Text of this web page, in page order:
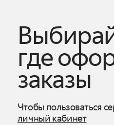
где
заказы
Чтобы пользоваться
личный кабинет